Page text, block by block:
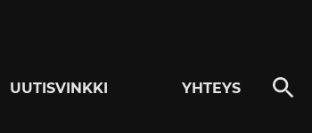
UUTISVINKKI YHTEYS